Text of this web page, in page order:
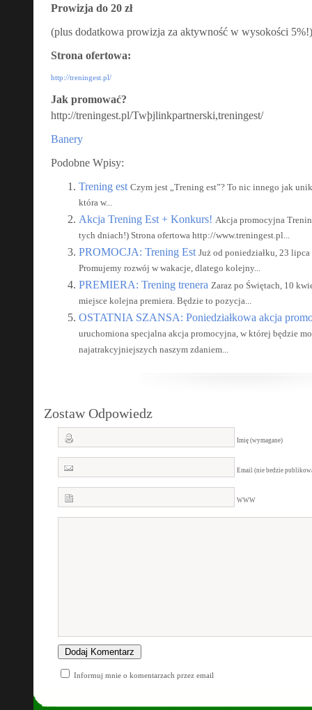
Prowizja do 20 zł
(plus dodatkowa prowizja za aktywność w wysokości 5%!)
Strona ofertowa:
http://treningest.pl/
Jak promować?
http://treningest.pl/Twþjlinkpartnerski,treningest/
Banery
Podobne Wpisy:
Trening est Czym jest „Trening est”? To nic innego jak
która w...
Akcja Trening Est + Konkurs! Akcja promocyjna
tych dniach!) Strona ofertowa http://www.treningest.pl...
PROMOCJA: Trening Est Już od poniedziałku, 23
Promujemy rozwój w wakacje, dlatego kolejny...
PREMIERA: Trening trenera Zaraz po Świętach, 10
miejsce kolejna premiera. Będzie to pozycja...
OSTATNIA SZANSA: Poniedziałkowa akcja
uruchomiona specjalna akcja promocyjna, w której będzie
najatrakcyjniejszych naszym zdaniem...
Zostaw Odpowiedz
Imię (wymagane)
Email (nie bedzie
WWW
Informuj mnie o komentarzach przez email